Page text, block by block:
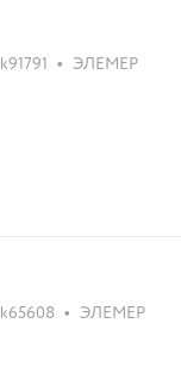
k91791 • ЭЛЕМЕР
k65608 • ЭЛЕМЕР